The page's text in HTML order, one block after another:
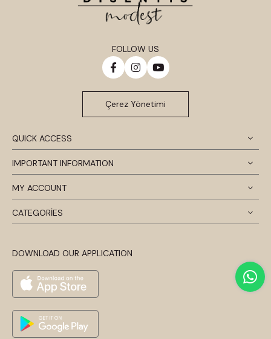
QUICK ACCESS
IMPORTANT INFORMATION
MY ACCOUNT
CATEGORİES
DOWNLOAD OUR APPLICATION
FOLLOW US
Çerez Yönetimi